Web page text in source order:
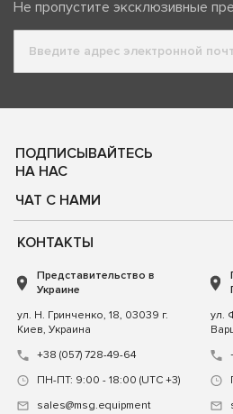
Не пропустите эксклюзивные
ПОДПИСЫВАЙТЕСЬ
НА НАС
ЧАТ С НАМИ
КОНТАКТЫ
Представительство в
Украине
ул. Н. Гринченко, 18, 03039 г.
Киев, Украина
+38 (057) 728-49-64
ПН-ПТ: 9:00 - 18:00 (UTC +3)
sales@msg.equipment
ул.